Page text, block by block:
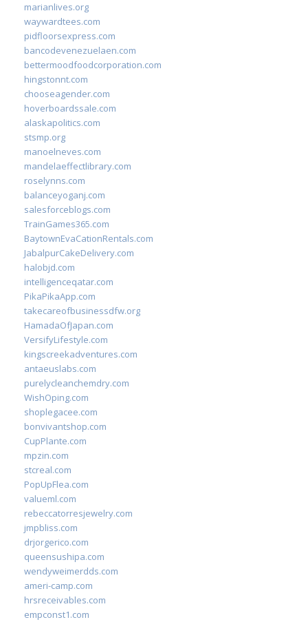
marianlives.org
waywardtees.com
pidfloorsexpress.com
bancodevenezuelaen.com
bettermoodfoodcorporation.com
hingstonnt.com
chooseagender.com
hoverboardssale.com
alaskapolitics.com
stsmp.org
manoelneves.com
mandelaeffectlibrary.com
roselynns.com
balanceyoganj.com
salesforceblogs.com
TrainGames365.com
BaytownEvaCationRentals.com
JabalpurCakeDelivery.com
halobjd.com
intelligenceqatar.com
PikaPikaApp.com
takecareofbusinessdfw.org
HamadaOfJapan.com
VersifyLifestyle.com
kingscreekadventures.com
antaeuslabs.com
purelycleanchemdry.com
WishOping.com
shoplegacee.com
bonvivantshop.com
CupPlante.com
mpzin.com
stcreal.com
PopUpFlea.com
valueml.com
rebeccatorresjewelry.com
jmpbliss.com
drjorgerico.com
queensushipa.com
wendyweimerdds.com
ameri-camp.com
hrsreceivables.com
empconst1.com